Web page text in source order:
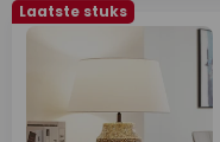
Laatste stuks